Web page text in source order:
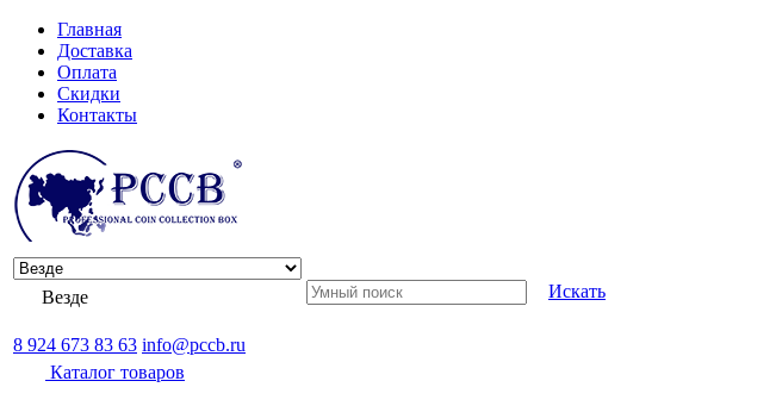
Главная
Доставка
Оплата
Скидки
Контакты
Везде Искать
8 924 673 83 63 info@pccb.ru
Каталог товаров